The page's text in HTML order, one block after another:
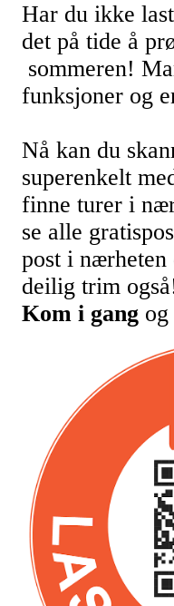
Har du ikke
det på tide å
sommeren!
funksjoner og
Nå kan du
superenkelt
finne turer i
se alle
post i nærheten
deilig trim
Kom i gang og